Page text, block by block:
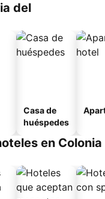
del
Casa de
huéspedes
en Colonia